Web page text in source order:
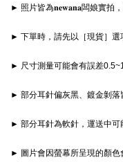
► 照片皆為𝐧𝐞𝐰𝐚𝐧𝐚闆娘實拍，
► 下單時，請先以［現貨］選
► 尺寸測量可能會有誤差
► 部分耳針偏灰黑、鍍金剝落
► 部分耳針為軟針，運送中可
► 圖片會因螢幕所呈現的顏